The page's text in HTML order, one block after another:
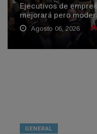
Ejecutivos de
mejorará pero
Agosto 06, 2026
GENERAL